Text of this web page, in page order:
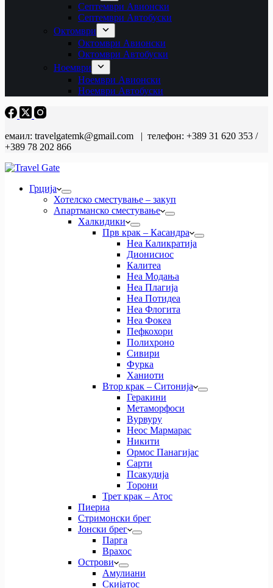
Септември Авионски
Септември Автобуски
Октомври
Октомври Авионски
Октомври Автобуски
Ноември
Ноември Авионски
Ноември Автобуски
емаил: travelgatemk@gmail.com | телефон: +389 31 620 353 /
+389 78 202 866
Грција
Хотелско сместување – закуп
Апартманско сместување
Халкидики
Прв крак – Касандра
Неа Каликратија
Дионисиос
Калитеа
Неа Модања
Неа Плагија
Неа Потидеа
Неа Флогита
Неа Фокеа
Пефкохори
Полихроно
Сивири
Фурка
Ханиоти
Втор крак – Ситонија
Геракини
Метаморфоси
Вурвуру
Неос Мармарас
Никити
Ормос Панагијас
Сарти
Псакудија
Торони
Трет крак – Атос
Пиериа
Стримонски брег
Јонски брег
Парга
Врахос
Острови
Амулиани
Скијатос